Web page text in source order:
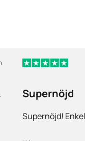
Supernöjd
Supernöjd!